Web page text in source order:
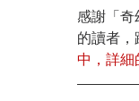
感謝「奇
的讀者，
中，詳細